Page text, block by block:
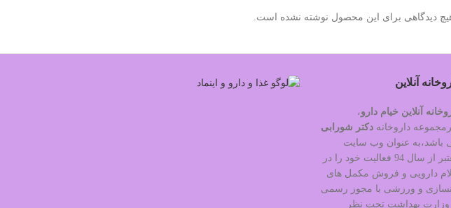
دیدگاهی برای این محصول نوشته نشده است.
آنلاین
آنلاین خیام دارو،
داروخانه دکتر شورابی
باشد،به عنوان وب سایت
معتبر از سال 94 فعالیت خود را در
دارویی و فروش مکمل های
و ورزشی با مجوز رسمی
وزارت بهداشت تحت نظر